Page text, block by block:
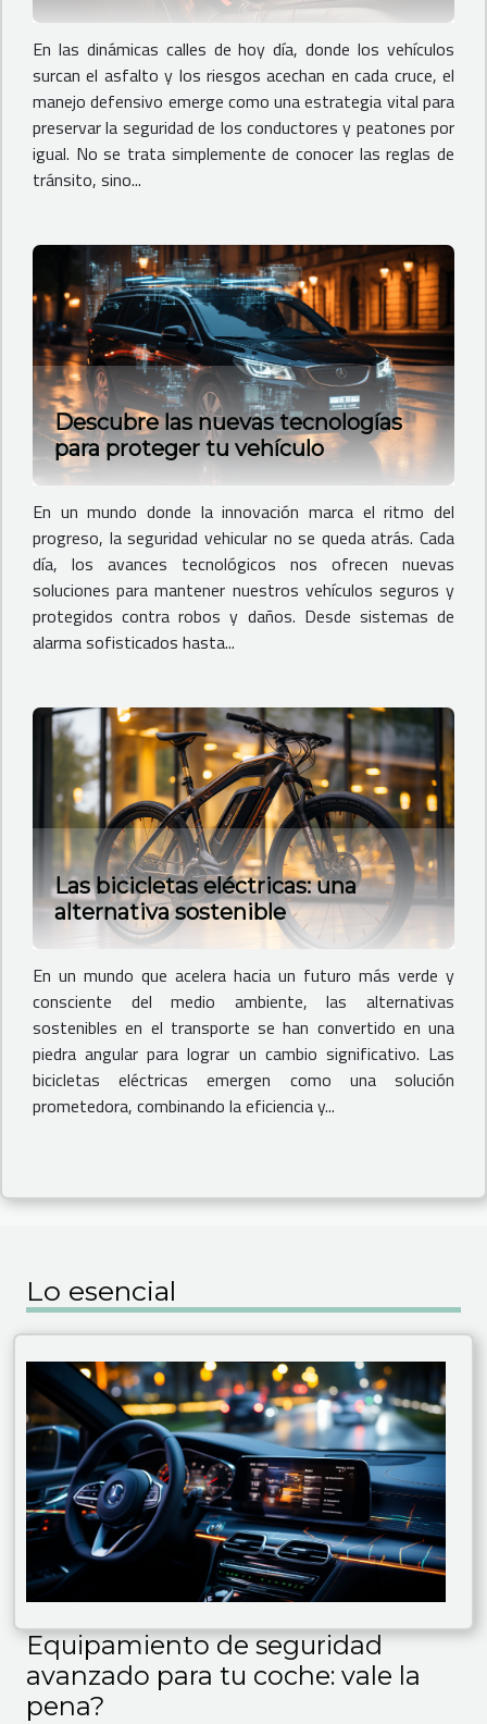
En las dinámicas calles de hoy día, donde los vehículos
surcan el asfalto y los riesgos acechan en cada cruce, el
manejo defensivo emerge como una estrategia vital para
preservar la seguridad de los conductores y peatones por
igual. No se trata simplemente de conocer las reglas de
tránsito, sino...
Descubre las nuevas tecnologías
para proteger tu vehículo
En un mundo donde la innovación marca el ritmo del
progreso, la seguridad vehicular no se queda atrás. Cada
día, los avances tecnológicos nos ofrecen nuevas
soluciones para mantener nuestros vehículos seguros y
protegidos contra robos y daños. Desde sistemas de
alarma sofisticados hasta...
Las bicicletas eléctricas: una
alternativa sostenible
En un mundo que acelera hacia un futuro más verde y
consciente del medio ambiente, las alternativas
sostenibles en el transporte se han convertido en una
piedra angular para lograr un cambio significativo. Las
bicicletas eléctricas emergen como una solución
prometedora, combinando la eficiencia y...
Lo esencial
Equipamiento de seguridad
avanzado para tu coche: vale la
pena?